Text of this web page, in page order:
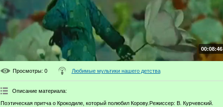
00:08:46
Просмотры: 0 Любимые мультики нашего детства
Описание материала:
Поэтическая притча о Крокодиле, который полюбил Корову.Режиссер: В. Курчевский.